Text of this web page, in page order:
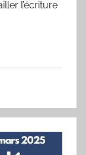
l’écriture